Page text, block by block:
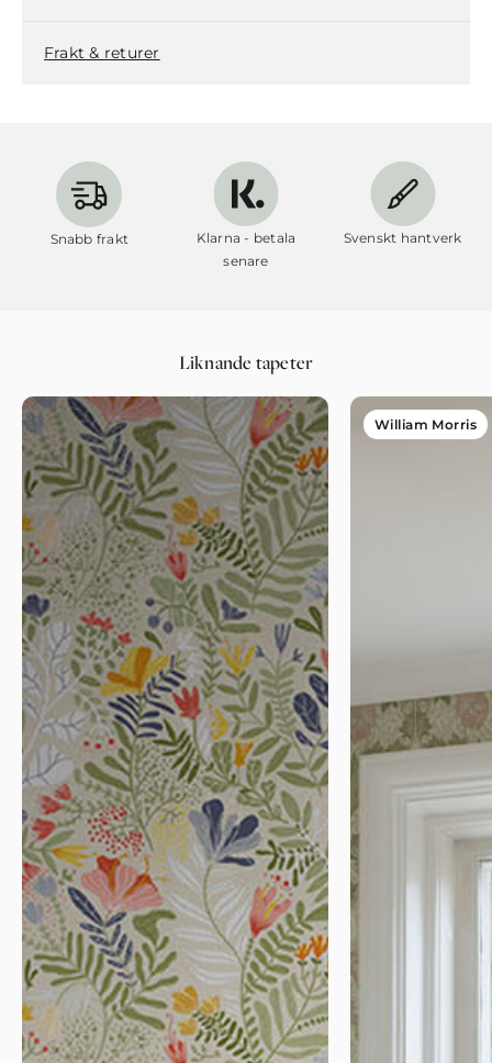
Frakt & returer
Snabb frakt
Klarna - betala
senare
Svenskt hantverk
Liknande tapeter
William Morris